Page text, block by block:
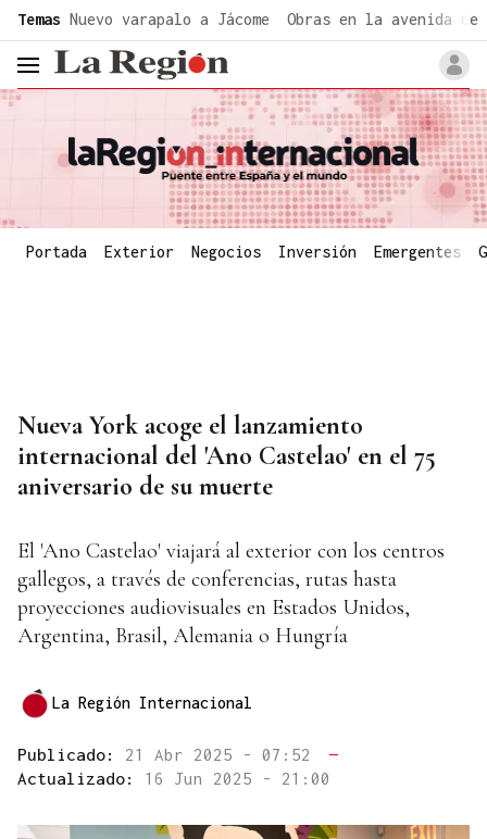
Temas Nuevo varapalo a Jácome Obras en la avenida de
header.menu.open
Portada Exterior Negocios Inversión Emergentes
Nueva York acoge el lanzamiento
internacional del 'Ano Castelao' en el 75
aniversario de su muerte
El 'Ano Castelao' viajará al exterior con los centros
gallegos, a través de conferencias, rutas hasta
proyecciones audiovisuales en Estados Unidos,
Argentina, Brasil, Alemania o Hungría
La Región Internacional
Publicado: 21 Abr 2025 - 07:52
—
Actualizado: 16 Jun 2025 - 21:00